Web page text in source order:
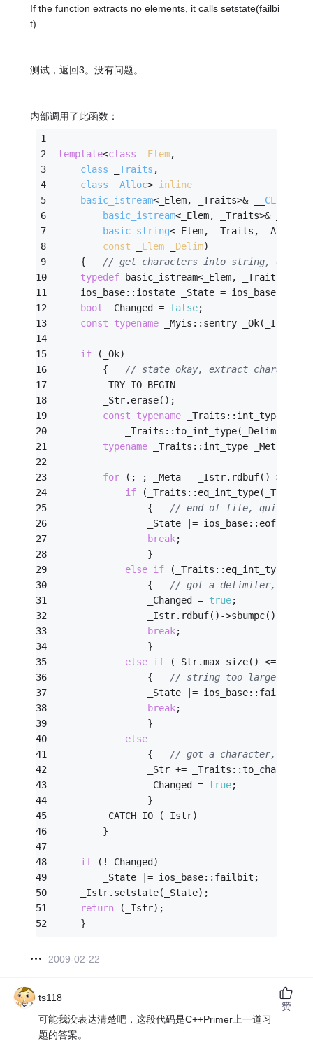
If the function extracts no elements, it calls setstate(failbi
t).
测试，返回3。没有问题。
内部调用了此函数：
template<class Elem,
class _Traits ,
class _Alloc> inline
basic_istream<_Elem, _Traits>& __
basic_istream<_Elem, _Traits>& _
basic_string<_Elem, _Traits, _Alloc>&
const
Elem Delim)
{
// get characters into string,
typedef basic_istream<_Elem, _Traits>
ios_base::iostate _State =
bool _Changed = false;
const
typename _Myis::sentry _Ok(_Istr,
if (_Ok)
// state okay, extract characters
		_TRY_IO_BEGIN
		_Str.erase();
const
typename _Traits::int_type
			_Traits::to_int_type(_Delim);
typename _Traits::int_type _Meta =
for (; ; _Meta = _Istr.rdbuf()-
if
// end of file, quit
				_State |= ios_base::eofbit;
break;
				}
else if
// got a delimiter,
				_Changed =
true;
				_Istr.rdbuf()->sbumpc();
break;
				}
else if (_Str.max_size() <=
// string too large, quit
				_State |= ios_base::failbit;
break;
				}
else
// got a character, add
_Str +=
				_Changed =
true;
				}
		_CATCH_IO_(_Istr)
		}
if (!_Changed)
		_State |= ios_base::failbit;
	_Istr.setstate(_State);
return (_Istr);
	}
2009-02-22
ts118
可能我没表达清楚吧，这段代码是C++Primer上一道习
题的答案。
赞